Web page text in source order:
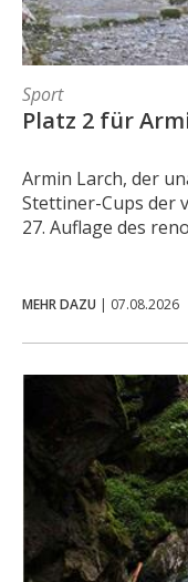
Sport
Platz 2 für
Armin Larch, der
Stettiner-Cups der
27. Auflage des
MEHR DAZU | 07.08.2026